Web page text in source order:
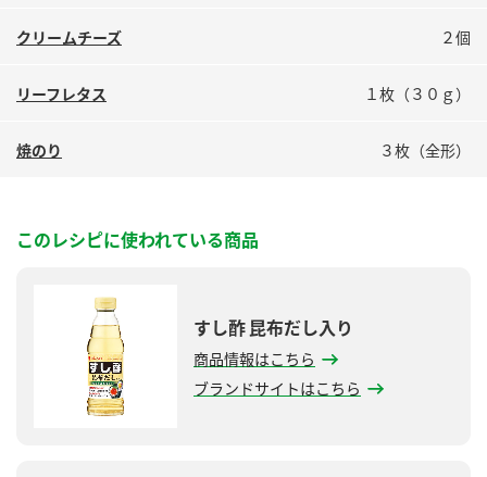
クリームチーズ ２個
リーフレタス １枚（３０ｇ）
焼のり ３枚（全形）
このレシピに使われている商品
すし酢 昆布だし入り
商品情報はこちら
ブランドサイトはこちら